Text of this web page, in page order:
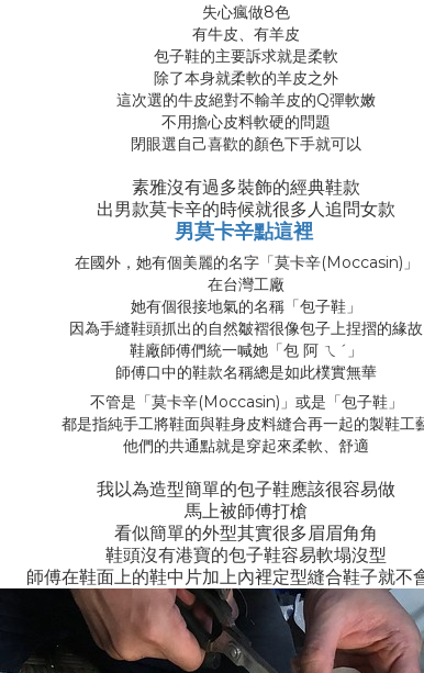
失心瘋做8色
有牛皮、有羊皮
包子鞋的主要訴求就是柔軟
除了本身就柔軟的羊皮之外
這次選的牛皮絕對不輸羊皮的Q彈軟嫩
不用擔心皮料軟硬的問題
閉眼選自己喜歡的顏色下手就可以
素雅沒有過多裝飾的經典鞋款
出男款莫卡辛的時候就很多人追問女款
男莫卡辛點這裡
在國外，她有個美麗的名字「莫卡辛(Moccasin)」
在台灣工廠
她有個很接地氣的名稱「包子鞋」
因為手縫鞋頭抓出的自然皺褶很像包子上捏摺的緣故
鞋廠師傅們統一喊她「包 阿 ㄟˊ」
師傅口中的鞋款名稱總是如此樸實無華
不管是「莫卡辛(Moccasin)」或是「包子鞋」
都是指純手工將鞋面與鞋身皮料縫合再一起的製鞋工
他們的共通點就是穿起來柔軟、舒適
我以為造型簡單的包子鞋應該很容易做
馬上被師傅打槍
看似簡單的外型其實很多眉眉角角
鞋頭沒有港寶的包子鞋容易軟塌沒型
師傅在鞋面上的鞋中片加上內裡定型縫合鞋子就不